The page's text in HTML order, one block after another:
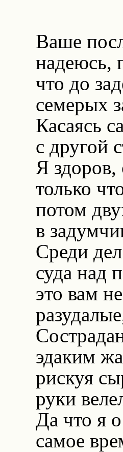
Ваше
надеюсь,
что до
семерых
Касаясь
с другой
Я здоров,
только
потом
в
Среди
суда над
это вам
эдаким
рискуя
руки
Да что я
самое